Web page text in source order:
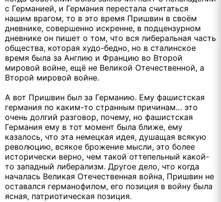
с Германией, и Германия перестала считаться
нашим врагом, то в это время Пришвин в своём
дневнике, совершенно искренне, в подцензурном
дневнике он пишет о том, что вся либеральная часть
общества, которая худо-бедно, но в сталинское
время была за Англию и Францию во Второй
мировой войне, ещё не Великой Отечественной, а
Второй мировой войне.
А вот Пришвин был за Германию. Ему фашистская
германия по каким-то странным причинам… это
очень долгий разговор, почему, но фашистская
Германия ему в тот момент была ближе, ему
казалось, что эта немецкая идея, душащая всякую
революцию, всякое брожение мысли, это более
исторически верно, чем такой оттепельный какой-
то западный либерализм. Другое дело, что когда
началась Великая Отечественная война, Пришвин не
оставался германофилом, его позиция в войну была
ясная, патриотическая позиция.